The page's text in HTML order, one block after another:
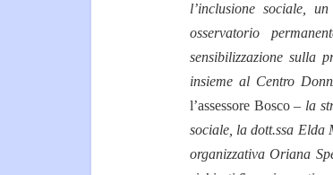
l’inclusione sociale,
osservatorio
sensibilizzazione sulla
insieme al Centro
l’assessore Bosco – la
sociale, la dott.ssa Elda
organizzativa Oriana